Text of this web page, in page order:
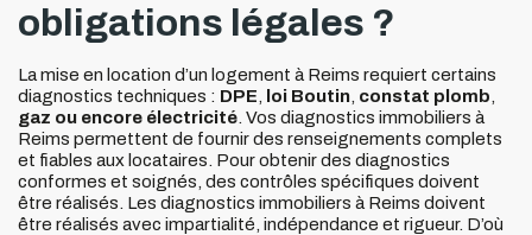
obligations légales ?
La mise en location d’un logement à Reims requiert certains
diagnostics techniques : DPE loi Boutin constat plomb
gaz ou encore électricité . Vos diagnostics immobiliers à
Reims permettent de fournir des renseignements complets
et fiables aux locataires. Pour obtenir des diagnostics
conformes et soignés, des contrôles spécifiques doivent
être réalisés. Les diagnostics immobiliers à Reims doivent
être réalisés avec impartialité, indépendance et rigueur. D’où